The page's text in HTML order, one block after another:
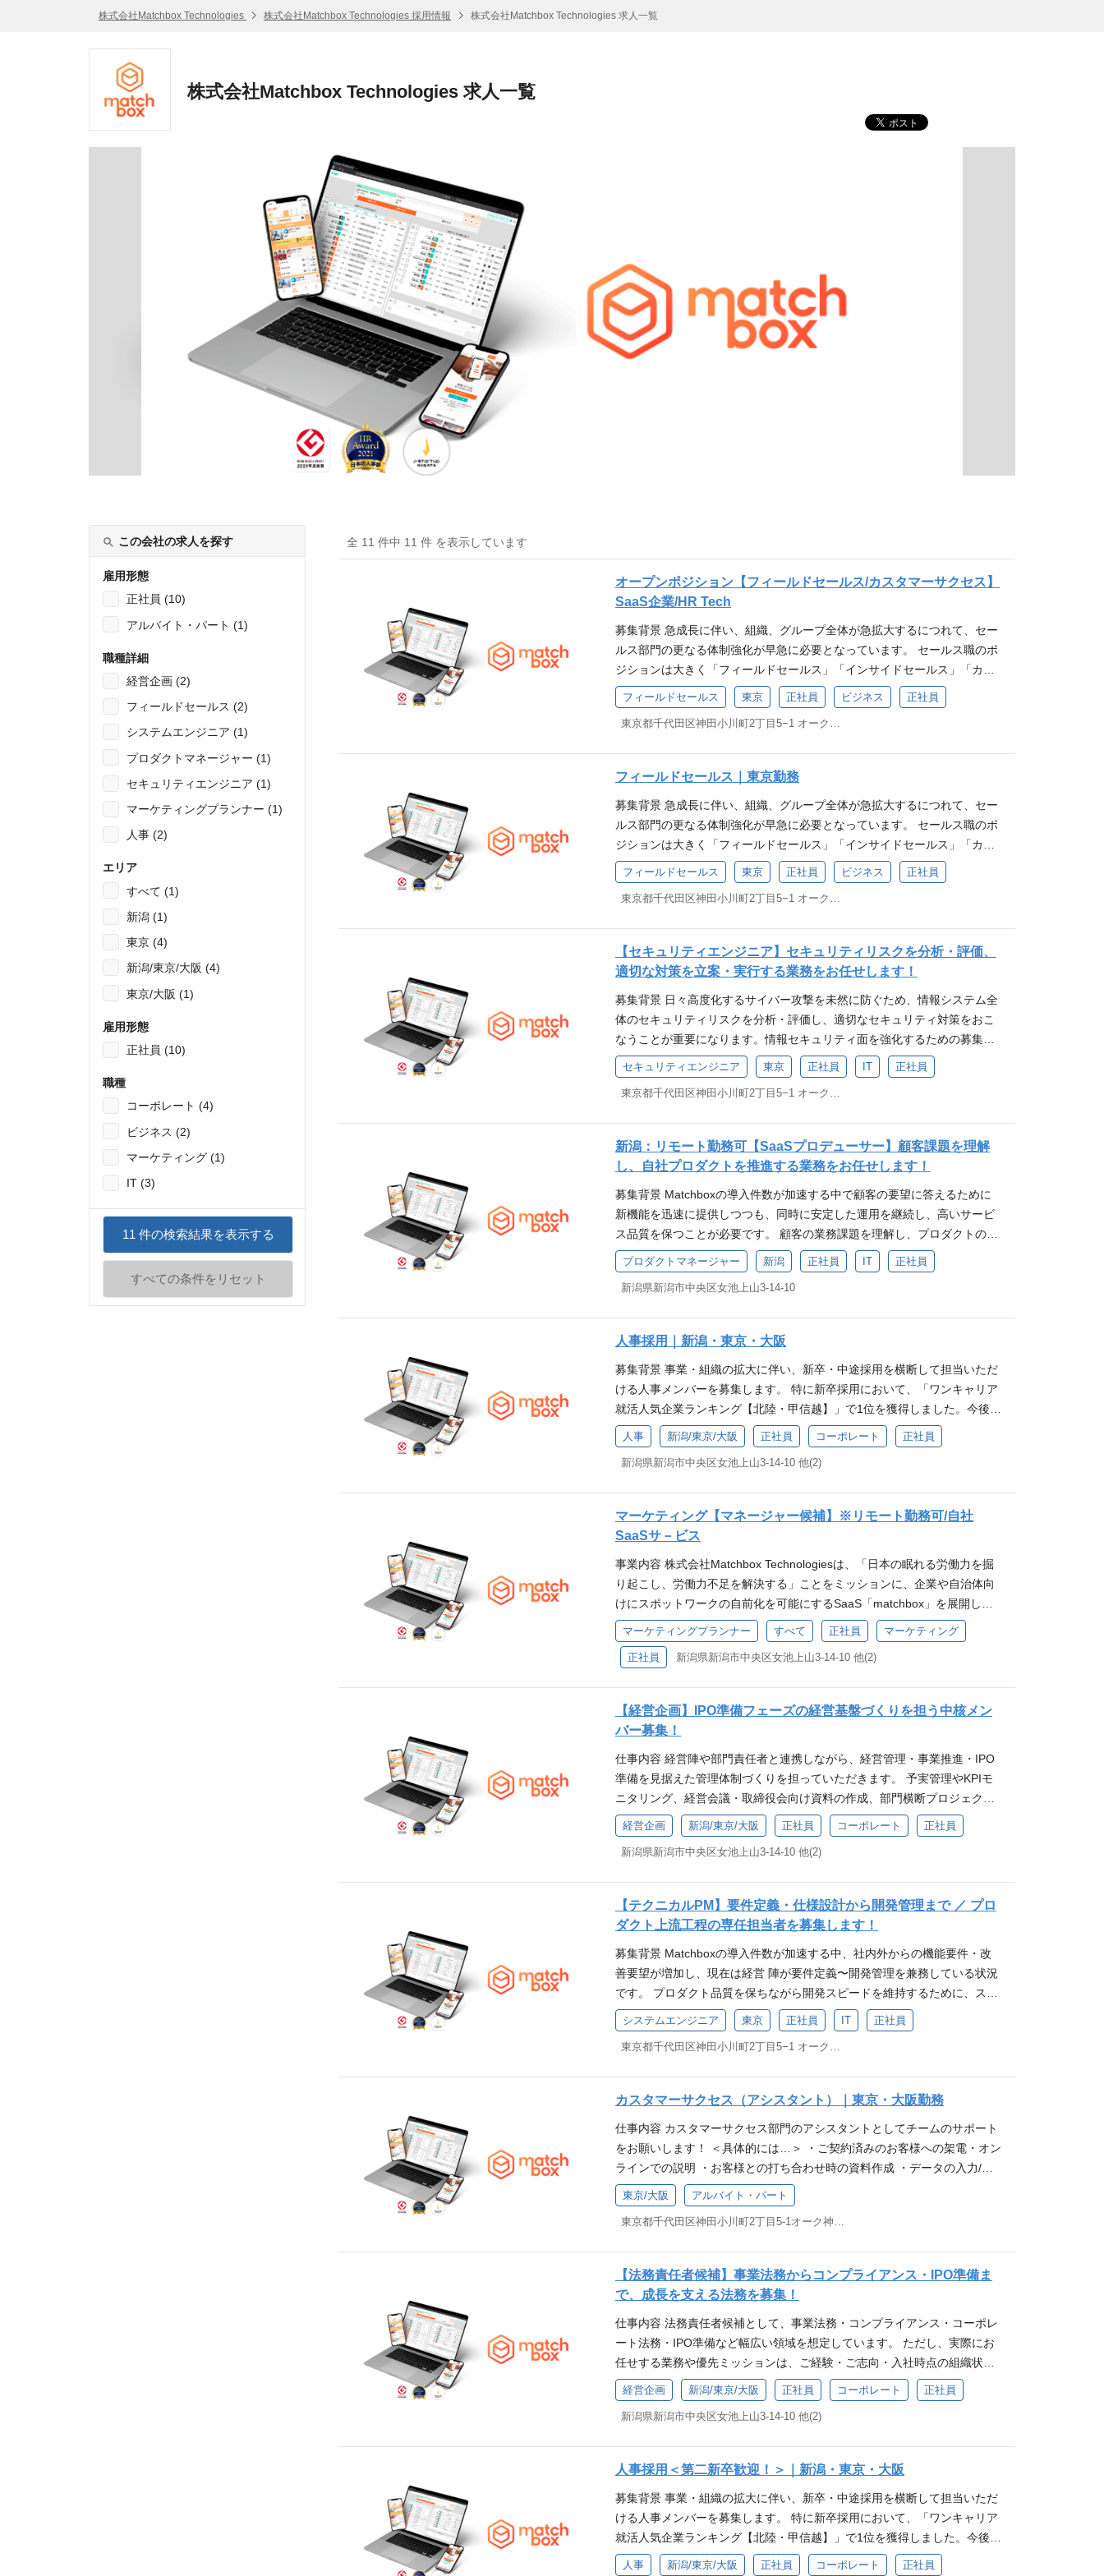
株式会社Matchbox Technologies 株式会社Matchbox Technologies 採用情報 株式会社Matchbox Technologies 求人一覧
株式会社Matchbox Technologies 求人一覧
この会社の求人を探す
雇用形態
正社員 (10)
アルバイト・パート (1)
職種詳細
経営企画 (2)
フィールドセールス (2)
システムエンジニア (1)
プロダクトマネージャー (1)
セキュリティエンジニア (1)
マーケティングプランナー (1)
人事 (2)
エリア
すべて (1)
新潟 (1)
東京 (4)
新潟/東京/大阪 (4)
東京/大阪 (1)
雇用形態
正社員 (10)
職種
コーポレート (4)
ビジネス (2)
マーケティング (1)
IT (3)
11 件の検索結果を表示する
すべての条件をリセット
全 11 件中 11 件 を表示しています
オープンポジション【フィールドセールス/カスタマーサクセス】
SaaS企業/HR Tech
募集背景 急成長に伴い、組織、グループ全体が急拡大するにつれて、セー
ルス部門の更なる体制強化が早急に必要となっています。 セールス職のポ
ジションは大きく「フィールドセールス」「インサイドセールス」「カス
タマーサクセス」に分類しており、今回は「フィールドセールス」「カス
タマーサクセス」の募集となります。 仕事内容 ■フィールドセールス■ 中
堅企業～大手企業、経営者、予算権限者のお客様をターゲットに顧客が抱
実施しクロージングを行っていただきます。 契約を頂いた後はCSチームが
導入支援からアフターフォローまで行うので、営業は商談に注力できる環
境です！ 【業務内容】 ・マーケティングやインサイドセールスで取得した
アポイント先との商談（web商談が主体） ・人材に関する課題ヒアリング
とサービス活用による解決手段の提案とクロージング ・顧客との信頼関係
構築と維持 ・初期商談～受注までの案件コントロール ※飛び込み営業等は
ございません 【営業先】 ・人事担当者から現場まで幅広い窓口の方 ・自
治体の労働力対策窓口の方 ※導入する業種や職種に制限はありません！ ■
カスタマーサクセス■ matchboxの導入検討～契約中のお客様に対するカス
タマーサクセス業務を行っていただきます。 お客様の抱える労務課題を一
緒に見つけ出し、課題解決の支援をする事で お客様に成功体験を提供しま
容】 ・導入支援（オンボーディング）を通じて、お客様が抱えている課題
を伴走しながら解決へ導く ・オンボーディングが完了したお客様のさらな
る活用の促進 ・利用促進のための施策（検討・提案・実行） ・プロセスの
改善（検討・提案・実） ・サポートページ等のナレッジ管理 ・スクリプ
きます。 ・お客様の業種も規模も様々ですので、幅広い業界への知見が身
につきます。 ・自治体との連携も増えており、地方創生の支援ができま
す。 ・経験豊富なメンバーがサポートしてくれます。 ・比較的ライフワー
マーケティングやインサイドセールス、カスタマーサクセス部門と連携す
ることでビジネス領域の戦略や営業企画の視点を学ぶことができます。 ■
カスタマーサクセス■ ・お客様の成功に貢献できます。 ・お客様とのコミ
ュニケーション、課題解決、提案力など、日々新しいことを学びながら成
長できます。 ・急速に成長する会社で組織作りに携われます。 こんな方向
たい方 ・自分の力で成長したい方 ・セールス職にチャレンジしてみたい方
・営業を専門的に学び市場価値の高い人材になりたい方 求める人物像 ・当
課題解決を支援できる方 ・成長意欲のある方 入社後の教育体制 ご経験に
合わせて、お仕事をお任せします。 入社時研修も実施しているため、事業
内容、組織への理解を深めることができますのでご安心ください。 配属部
署について セールス部門には、フィールドセールス、インサイドセール
ス、カスタマーサクセスのチームがあり、各チームと連携がとりやすい環
フィールドセールス 東京 正社員 ビジネス 正社員
フィールドセールス｜東京勤務
募集背景 急成長に伴い、組織、グループ全体が急拡大するにつれて、セー
ルス部門の更なる体制強化が早急に必要となっています。 セールス職のポ
ジションは大きく「フィールドセールス」「インサイドセールス」「カス
タマーサクセス」に分類しております。今回は導入先拡大をしていく上で
重要な「フィールドセールス」の募集となります。 仕事内容 中堅企業～大
手企業、経営者、予算権限者のお客様をターゲットに顧客が抱えている課
を行っていただきます。契約を頂いた後はサクセスチームが導入支援から
アフターフォローまで行うので、営業は商談に注力できます。 【業務内
容】 ・マーケティングやインサイドセールスで取得したアポイント先との
商談（web商談が主体） ・人材に関する課題ヒアリングとサービス活用に
よる解決手段の提案とクロージング ・顧客との信頼関係構築と維持 ・初期
商談～受注までの案件コントロール 【営業先】 ・人事担当者から現場まで
幅広い窓口の方と商談します。 ・自治体の労働力対策窓口の方と商談しま
す。 ・導入する業種や職種に制限はありません。 仕事の魅力 ・飛び込み
営業などは一切ないため、提案移行のフェーズに集中できます。 ・お客様
の業種も規模も様々ですので、幅広い業界への知見が身につきます。 ・自
治体との連携も増えており、地方創生の支援ができます。 ・経験豊富なメ
ンバーがサポートしてくれます。 ・比較的ライフワークバランスが取れて
ンサイドセールス、カスタマーサクセス部門と連携することでビジネス領
域の戦略や営業企画の視点を学ぶことができる こんな方向いてます！ ・人
と接することが好きな方 ・課題解決が好きで人の役に立ちたい方 ・自分の
力で成長したい方 ・セールス職にチャレンジしてみたい方 ・営業を専門的
援できる方 ・成長意欲のある方 入社後の教育体制 ご経験に合わせて、お
仕事をお任せします。 入社時研修も実施しているため、事業内容、組織へ
るOJTからスタートします。事業についての説明、フィールドセールスと
して求められることなど、仕事を通じて教わります。２～6か月程度でひと
り立ちとなる予定です。先輩や上司には気軽に質問することが可能です。
配属部署について セールス部門には、フィールドセールス、インサイドセ
ールス、カスタマーサクセスのチームがあり、各チームと連携がとりやす
フィールドセールス 東京 正社員 ビジネス 正社員
【セキュリティエンジニア】セキュリティリスクを分析・評価、
適切な対策を立案・実行する業務をお任せします！
募集背景 日々高度化するサイバー攻撃を未然に防ぐため、情報システム全
体のセキュリティリスクを分析・評価し、適切なセキュリティ対策をおこ
なうことが重要になります。情報セキュリティ面を強化するための募集で
す。 仕事内容 情報システム全体のセキュリティリスクを分析・評価し、適
切なセキュリティ対策を企画・立案・実行する業務をお任せします。 【主
な業務内容】 ・情報システム全体のセキュリティリスク分析・評価 ・セキ
セキュリティ教育・啓蒙 ・セキュリティインシデント対応 ・関連ドキュメ
ントの作成 ・関係部門との調整 仕事の魅力 日々高度化するサイバー攻撃
に対する対応をおこなっていただきますので、常に新しい技術に触れるこ
とができます。 こんな方向いてます！ ・課題解決が好きな方 ・新しい技
術を学び続け自分のスキル磨きが好きな方 ・企画、立案、実行力のある方
求める人物像 ・当社の理念に共感し、一緒に成長できる方 ・社会的課題を
技術で解決したい方 ・常にプロダクトを軸に考えられる方 ・情報の透明性
を保ち続けれる方 ・変化に向き合い、経験から学んで前に進める方 入社後
の教育体制 ご経験に合わせて、お仕事をお任せします。 入社時研修も実施
しているため、事業内容、組織への理解を深めることができますのでご安
心ください。 入社研修後は先輩社員によるOJTからスタートします。 配属
により相談可) リモート時はWeb会議を導入しており、常に連携がとりや
すい環境です。
セキュリティエンジニア 東京 正社員 IT 正社員
新潟：リモート勤務可【SaaSプロデューサー】顧客課題を理解
し、自社プロダクトを推進する業務をお任せします！
募集背景 Matchboxの導入件数が加速する中で顧客の要望に答えるために
新機能を迅速に提供しつつも、同時に安定した運用を継続し、高いサービ
ス品質を保つことが必要です。 顧客の業務課題を理解し、プロダクトのあ
るべき姿を創造し、推進する力を強化するための募集です。 仕事内容 主力
HR SaaS【Matchbox】を基盤に、顧客ごとの多様なビジネスニーズに応え
るためのカスタマイズ設計をリードをお願いします。 カスタマイズ要件定
ムへの連携まで、カスタマイズ開発の上流工程全般をお任せする重要なポ
ジションです。 【自社プロダクトmatchboxの企画運営】 顧客の業務課題
やサービス品質向上の目的を理解し、事業戦略に沿った最善なタスク立
案、および優先度判定など、プロダクトを最善な形で推進する業務をお任
せします。 【IT技術導入・マイクロサービス企画運営】 自社プロダクトm
atchboxを支える各種マイクロサービスの導入や課題解決など、タスク立案
や推進する業務をお任せします。 【主な業務内容】 ・顧客折衝 ・タスク
立案 ・優先度判定 ・要件調整、仕様調整、および承認 ・システム設計調
整、および承認 ・プロジェクトマネジメント ・リソース管理 ・サービス
運営、保守 ・セールス活動におけるIT面でのサポート ・関連ドキュメント
の作成 仕事の魅力 プロダクトの方向性や各プロジェクトの推進をおこなっ
またメンバー育成にも携わっていただきますので、組織作りの経験を得る
こともできます。 こんな方向いてます！ ・課題解決が好きな方 ・リーダ
ーシップのある方 ・好奇心があり新しいことへ挑戦することが好きな方 求
める人物像 ・当社の理念に共感し、一緒に成長できる方 ・社会的課題を技
術で解決したい方 ・常にプロダクトを軸に考えられる方 ・情報の透明性を
保ち続けれる方 ・変化に向き合い、経験から学んで前に進める方 入社後の
教育体制 ご経験に合わせて、お仕事をお任せします。 入社時研修も実施し
ているため、事業内容、組織への理解を深めることができますのでご安心
ください。 入社研修後は先輩社員によるOJTからスタートします。 配属部
より相談可) リモート時はWeb会議を導入しており、常に連携がとりやす
い環境です。 ベトナムの関連会社とも日常的にやり取りがあります。
プロダクトマネージャー 新潟 正社員 IT 正社員
新潟県新潟市中央区女池上山3-14-10
人事採用｜新潟・東京・大阪
募集背景 事業・組織の拡大に伴い、新卒・中途採用を横断して担当いただ
ける人事メンバーを募集します。 特に新卒採用において、「ワンキャリア
就活人気企業ランキング【北陸・甲信越】」で1位を獲得しました。今後さ
らに新卒採用を強化し、会社の成長を支える人事体制をつくっていきま
す。採用業務にとどまらず、候補者との出会いから入社後の活躍までを一
緒に支えてくださる方を歓迎しています。 ※ワンキャリア調べ 採用業務の
ら、採用計画の策定から候補者とのコミュニケーション、入社後のフォロ
ーまで幅広く携わるポジションです。 仕事内容 新卒採用を中心に、中途採
用を含む人事業務全般をお任せします。 少人数の人事体制のため、採用を
主軸としながらその他の幅広い人事業務にも携わっていただきます。 ・経
営層と連携し、人材要件に基づいた採用戦略策定 ・採用目標から逆算した
KPIの設定、進捗管理・改善PDCA ・採用媒体、ダイレクトリクルーティン
グ、人材紹介会社の運用 ・会社説明会、インターンシップ、採用イベント
の企画・運営 ・内定者フォロー、入社前後のオンボーディング ・カジュア
ル面談、採用広報、学校訪問 仕事の魅力 新卒・中途採用を横断して、採用
企画から候補者対応、入社後のフォローまで幅広く携われます。また、採
用だけでなく、研修や人事施策の運用などにも経験を広げられる環境で
す。 こんな方向いてます！ ・担当領域を限定せず、必要なことに柔軟に取
向きに受け止め、より良い方法を考えられる方 ・相手に合わせた誠実なコ
ミュニケーションが取れる方 ・数値や事実をもとに、課題を整理し改善で
きる方 求める人物像 ・当社の理念に共感し、一緒に成長できる方 ・既存
の手法にとらわれず、常に今のベストを考えられる方 ・周囲を巻き込み主
取れる方 ・スピーディな業務遂行ができる方 ・誰かのために行動ができる
ホスピタリティをお持ちの方 入社後の体制 ご経験に合わせて、お仕事をお
任せします。 入社時研修も実施しているため、事業内容、組織への理解を
深めることができますのでご安心ください。 入社研修後は先輩社員による
人事 新潟/東京/大阪 正社員 コーポレート 正社員
新潟県新潟市中央区女池上山3-14-10 他(2)
マーケティング【マネージャー候補】※リモート勤務可/自社
SaaSサ－ビス
事業内容 株式会社Matchbox Technologiesは、「日本の眠れる労働力を掘
り起こし、労働力不足を解決する」ことをミッションに、企業や自治体向
けにスポットワークの自前化を可能にするSaaS「matchbox」を展開して
います。2024年にはシリーズAで約10億円の資金調達を達成し、全国7,000
超の事業所・13自治体で導入実績を持つ急成長HRテック企業です。match
boxは、現役従業員・OB/OG・登録制アルバイト・スポットワーカーなど
手をダイレクトにマッチング。採用から労務管理、給与支払いまで全てを
自動化し、企業がアウトソースに頼らず独自のスポットワーク環境を構築
に、柔軟で信頼性の高い新しい働き方のスタンダードを創出しています。
【受賞歴】 ・HRアワード ・グッドデザイン賞 【選定】 ・J-Startup NIIGA
TA 募集背景 Matchboxの導入件数が加速する中で顧客の要望に答えるため
に新機能を迅速に提供しつつも、同時に安定した運用を継続し、高いサー
ビス品質を保つことが必要です。 顧客の業務課題を理解し、プロダクトの
あるべき姿を創造し、推進する力を強化するための募集です。 仕事内容 サ
ービス認知拡大から法人リード獲得、売上最大化までを一気通貫でリード
します。データドリブンな戦略立案・実行を通じ、自治体・大手企業への
導入推進や新市場開拓を担うポジションです。急成長HRテックの社会的イ
す。裁量と挑戦に満ちた環境で、キャリアの新たな頂点を目指せます。 具
体的には、デジタルマーケンティング・ブランドマーケティングのマネー
ジャー候補としてビジネスプランニングやチームマネジメントを行って頂
きます。 ■ビジネスプランニング 自社事業の課題解決にむけデジタルマー
ための仕組づくりをお願いします。 ■チームマネジメント マーケンティン
グ部門の責任者とともに、チームメンバーの個人目標設定、目標に向かう
事への評価を行い、本人へのフィードバックを行うなど、人材育成を通し
て目標達成ができるチームづくりを行っていただきます。 【主な業務内
容】 ・マーケティング戦略の立案 ・予算、チャネル、リソースの計画策定
・KPI設計、数値分析、効果検証 ・イベント、カンファレンス等のリアル
イベントの企画、運営 ・オウンドメディアやコンテンツ制作等のディレク
ネジメント 仕事の魅力 ・社会的意義のあるサービスの成長に貢献できる
・常識にとらわれずに新しい施策にチャレンジできる文化がある ・前向き
で成長志向の高いメンバーと働ける環境がある ・戦略立案〜実行・検証ま
ソースを以って事業成長にチャレンジできる こんな方向いてます ・社会イ
ンフラを支える事業に貢献したい ・人に何か教えたり育てたりするのが好
き ・組織全体を動かすスケールの大きな仕事に挑戦したい ・安定した事業
基盤のもと腰を据えて働きたい ・仕事の成果を評価や数字など目に見える
形で実感したい 求める人物像 ・当社の理念に共感し、一緒に成長できる方
・情報の透明性を保ち続けれる方 ・変化に向き合い、経験から学んで前に
進める方 入社後の教育体制 ご経験に合わせて、お仕事をお任せします。
入社時研修も実施しているため、事業内容、組織への理解を深めることが
できますのでご安心ください。 入社研修後は先輩社員によるOJTからスタ
ートします。 配属部署について マーケティングチームはほとんどがリモー
います。 本求人については新潟本社もしくは東京本部にてハイブリット勤
マーケティングプランナー すべて 正社員 マーケティング
正社員 新潟県新潟市中央区女池上山3-14-10 他(2)
【経営企画】IPO準備フェーズの経営基盤づくりを担う中核メン
バー募集！
仕事内容 経営陣や部門責任者と連携しながら、経営管理・事業推進・IPO
準備を見据えた管理体制づくりを担っていただきます。 予実管理やKPIモ
ニタリング、経営会議・取締役会向け資料の作成、部門横断プロジェクト
の推進などを通じて、経営企画の中核メンバーとして成長企業の経営基盤
づくりに関わるポジションです。 お任せする業務については、ご経験や強
みに応じて業務内容を決定いたします。 ■主な業務内容 【経営課題の整
決に向けた推進 ・関係者を巻き込んだプロジェクト推進、業務改善、仕組
み化 【経営管理・事業計画】 ・全社および各部門の予実管理、KPIモニタ
リング ・事業計画、中期経営計画の策定、経営数値の可視化 【意思決定支
援・会議体運営】 ・経営会議、取締役会向け資料の作成 ・重要議案に関す
る論点整理、データ整理、意思決定支援 【IPO準備・ガバナンス】 ・IPO
準備を見据えた管理体制、ガバナンス体制の整備 ・外部専門家と連携した
資料作成、規程・内部統制などの整備 募集背景 当社は現在、さらなる事業
成長と将来的なIPOを見据え、経営管理体制の強化を進めています。 SaaS
ビジネスとして事業が拡大する中で、経営企画が担うべきテーマが増えて
おり 様々な経営課題を整理し、経営陣や部門責任者と連携しながら会社の
成長を支える経営基盤づくりを推進いただける、経営企画の中核メンバー
O/CFOや部門責任者と連携しながら、経営課題の整理や重要な意思決定を
支える役割を担えます。 ■成長企業の経営基盤づくりに携われる 予実管
理、KPIモニタリング、会議体運営、業務フロー整備など、事業拡大に必要
な仕組みづくりに関われます。 ■IPO準備フェーズならではの経験が積める
え、仕組みづくりを楽しめる方 ・新しいテーマにも柔軟に向き合い、自ら
学びながら推進できる方 ・経営視点と現場感覚の両方を大切にできる方 ・
正解がない課題に対しても、仮説を立てて具体的なアクションに落とし込
切れる方 配属部署について 経営企画部 ※責任者が経営企画の豊富な経験
があるため、わからないことや考え方など学んでいただける環境がありま
す。 入社後の体制 入社後は、事業内容や組織体制、現在進行している経営
課題についてキャッチアップいただきながら、ご経験に応じて担当領域を
お任せしていきます。
経営企画 新潟/東京/大阪 正社員 コーポレート 正社員
新潟県新潟市中央区女池上山3-14-10 他(2)
【テクニカルPM】要件定義・仕様設計から開発管理まで ／ プロ
ダクト上流工程の専任担当者を募集します！
募集背景 Matchboxの導入件数が加速する中、社内外からの機能要件・改
善要望が増加し、現在は経営 陣が要件定義〜開発管理を兼務している状況
です。 プロダクト品質を保ちながら開発スピードを維持するために、ステ
ークホルダーから上がる多 様な要件を整理・設計し、開発チームへ確実に
つなぐ「上流工程の専任担当者」を募集しま す。 仕事内容 社内外のステ
ークホルダー（経営層・営業・CS・顧客）から上がる要件を整理・設計
【主な業務内容】 ・ステークホルダーヒアリング（経営層・営業・CS・顧
客など） ・要件整理・要件定義書の作成 ・仕様策定・システム設計（業務
フロー、システム構成など） ・グループ開発チームへの仕様連携・調整 ・
EPICの進捗管理・スケジュール管理 ・WBS作成・タスク管理 ・システム
検証（テスト） ・COO/CTOへの進捗レポート ・関連ドキュメントの作
成・管理 【開発業務について】 コーディングや実装はグループ会社の開発
チームが担当します。本ポジションでは、事業部門の要望を整理し、要件
定義・仕様設計に落とし込む上流工程を中心に担っていただきます。 【ス
キルセットについて】 本ポジションでは、特定のプログラミング言語・フ
レームワーク・開発ツールの使用経験は必須としていません。 特定の技術
を扱えることではなく、Webサービスやシステム開発の仕組みを理解し、
ームと連携しながらプロジェクトを推進できることを重視しています。 こ
れまでに使用してきた言語や技術環境が当社と異なる場合でも、Webサー
ビスの開発・設計に携わった経験や、データベース設計をはじめとするシ
ステム設計の基本的な考え方・ご経験があれば、十分にご活躍いただけま
める「橋渡し役」として、サービス 全体の成長に直接貢献できるポジショ
ンです。 COO/CTOを直接サポートする立場のため、経営視点を持ちなが
ら上流工程に専念できる環境で す。 こんな方向いてます！ ・曖昧な情報
整・まとめることが好きな方 ・プロダクト開発の上流からデリバリーまで
一貫して関わりたい方 求める人物像 ・当社の理念に共感し、一緒に成長で
きる方 ・社会的課題を技術で解決したい方 ・常にプロダクトを軸に考えら
れる方 ・情報の透明性を保ち続けれる方 ・変化に向き合い、経験から学ん
システムエンジニア 東京 正社員 IT 正社員
カスタマーサクセス（アシスタント）｜東京・大阪勤務
仕事内容 カスタマーサクセス部門のアシスタントとしてチームのサポート
をお願いします！ ＜具体的には…＞ ・ご契約済みのお客様への架電・オン
ラインでの説明 ・お客様との打ち合わせ時の資料作成 ・データの入力/集
計 など チームのメンバーのお客様対応がスムーズにいくように様々なバッ
クアップをするお仕事です。 「誰かの役に立ちたい！」「縁の下の力持ち
がいい！」そんなあなたを大歓迎！ アピールポイント matchboxを扱う会
が探せる求人プラットフォームのこと。 短時間・短期間勤務がしたい方向
けに様々なお仕事を取り扱っており、働き方の多様化に合わせたスタッフ
の確保や地方創生のために活用する企業様も増えています。 間接的にでは
ありますが、雇用の創出に貢献できるお仕事です！ 【受賞歴】 ・HRアワ
ード ・グッドデザイン賞 ・J-Startup NIIGATA選定 ＊｡･――＊｡･――＊｡･
――＊｡･――＊｡･ 正社員への登用もアリ 正社員への登用も行っています。
まずはアシスタントから始めて「自分に向いてそう！」と思ったらぜひチ
ャレンジしてみてください！ 正社員になってもいきなり仕事ができる必要
はありません！少しずつステップアップしていきましょー！ ＊｡･――＊｡･
――＊｡･――＊｡･――＊｡･ こんな会社です 平均年齢36.6歳のスタートアッ
プ企業。若いスタッフが中心となり、お互いに気持ちよく働けるような社
―＊｡･――＊｡･――＊｡･――＊｡･ ちょっとウレシイ待遇も ✨未経験でも時
給1,500円スタート！ ✨土日祝休みの完全週休2日制/年休125日！ ✨コーヒ
ー・ウォーターサーバー完備！ ✨リモート勤務もOKです！ ✨OJTなど研修
充実！ ✨インフルエンザ予防接種あり！ ✨配偶者の健康診断あり！ ✨各種
東京/大阪 アルバイト・パート
【法務責任者候補】事業法務からコンプライアンス・IPO準備ま
で、成長を支える法務を募集！
仕事内容 法務責任者候補として、事業法務・コンプライアンス・コーポレ
ート法務・IPO準備など幅広い領域を想定しています。 ただし、実際にお
任せする業務や優先ミッションは、ご経験・ご志向・入社時点の組織状況
を踏まえてご相談のうえ決定します。 特に、matchbox事業運営に関わる
規制対応、契約・法的リスク管理、IPOを見据えたコンプライアンス体制
の強化は重要なテーマです。 ① コンプライアンス・規制対応 ・有料職業
踏まえた事業運営の法的適正化 ・偽装請負や違法な労働者供給を防ぐため
のガードレール設計 ・個人情報保護・セキュリティ体制の整備 ・コンプラ
イアンス体制の構築・運用、社内研修・リーガル教育 ② 契約・法的リスク
管理 ・顧客・パートナーとの取引契約レビュー ・契約テンプレート、利用
規約等の整備 ・紛争・トラブル対応 ・反社会的勢力チェック ・債権回
収、システムトラブル、知財侵害、SNSトラブル等への法的対応 ③ match
経営企画 新潟/東京/大阪 正社員 コーポレート 正社員
新潟県新潟市中央区女池上山3-14-10 他(2)
人事採用＜第二新卒歓迎！＞｜新潟・東京・大阪
募集背景 事業・組織の拡大に伴い、新卒・中途採用を横断して担当いただ
ける人事メンバーを募集します。 特に新卒採用において、「ワンキャリア
就活人気企業ランキング【北陸・甲信越】」で1位を獲得しました。今後さ
らに新卒採用を強化し、会社の成長を支える人事体制をつくっていきま
人事 新潟/東京/大阪 正社員 コーポレート 正社員